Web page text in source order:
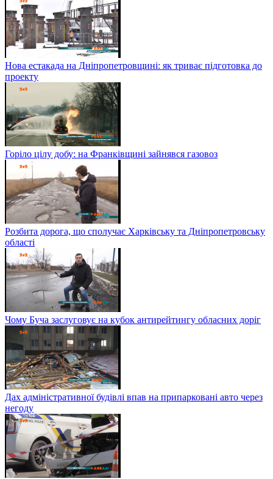
Нова естакада на Дніпропетровщині: як триває підготовка до
проекту
Горіло цілу добу: на Франківщині зайнявся газовоз
Розбита дорога, що сполучає Харківську та Дніпропетровську
області
Чому Буча заслуговує на кубок антирейтингу обласних доріг
Дах адміністративної будівлі впав на припарковані авто через
негоду